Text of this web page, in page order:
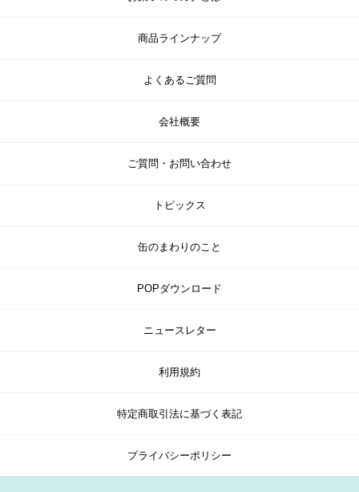
商品ラインナップ
よくあるご質問
会社概要
ご質問・お問い合わせ
トピックス
缶のまわりのこと
POPダウンロード
ニュースレター
利用規約
特定商取引法に基づく表記
プライバシーポリシー